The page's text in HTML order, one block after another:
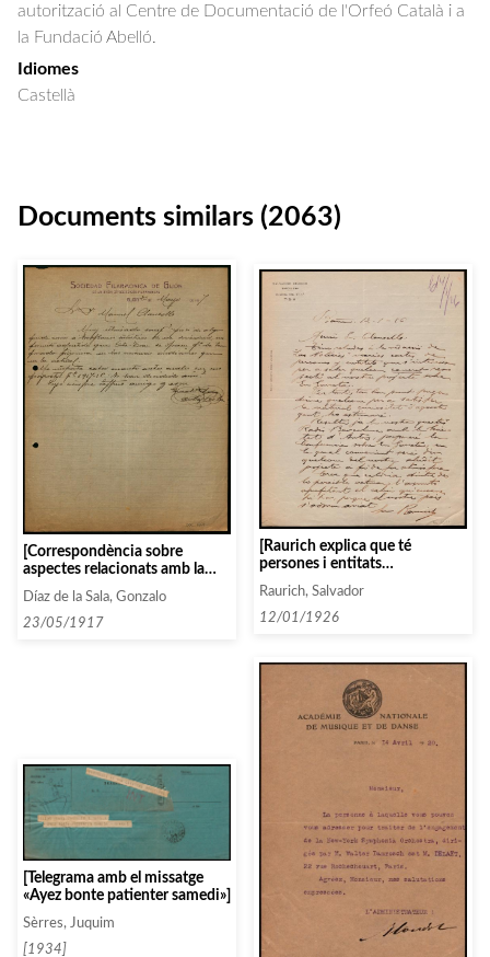
autorització al Centre de Documentació de l'Orfeó Català i a
la Fundació Abelló.
Idiomes
Castellà
Documents similars (2063)
[Correspondència sobre
aspectes relacionats amb la
organitzats]
Díaz de la Sala, Gonzalo
23/05/1917
[Raurich explica que té
persones i entitats
interessades en el projecte que
porten a terme sobre Garreta]
Raurich, Salvador
12/01/1926
[Telegrama amb el missatge
«Ayez bonte patienter samedi»]
Sèrres, Juquim
[1934]